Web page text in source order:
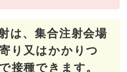
は、集合注射会場
り又はかかりつ
接種できます。